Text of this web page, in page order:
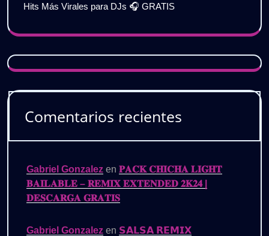
Hits Más Virales para DJs 🎧 GRATIS
Comentarios recientes
Gabriel Gonzalez en 𝐏𝐀𝐂𝐊 𝐂𝐇𝐈𝐂𝐇𝐀 𝐋𝐈𝐆𝐇𝐓
𝐁𝐀𝐈𝐋𝐀𝐁𝐋𝐄 – 𝐑𝐄𝐌𝐈𝐗 𝐄𝐗𝐓𝐄𝐍𝐃𝐄𝐃 𝟐𝐊𝟐𝟒 |
𝐃𝐄𝐒𝐂𝐀𝐑𝐆𝐀 𝐆𝐑𝐀𝐓𝐈𝐒
Gabriel Gonzalez en 𝗦𝗔𝗟𝗦𝗔 𝗥𝗘𝗠𝗜𝗫